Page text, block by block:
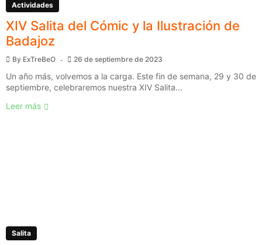
Actividades
XIV Salita del Cómic y la Ilustración de
Badajoz
By ExTreBeO 26 de septiembre de 2023
Un año más, volvemos a la carga. Este fin de semana, 29 y 30 de
septiembre, celebraremos nuestra XIV Salita...
Leer más
Salita